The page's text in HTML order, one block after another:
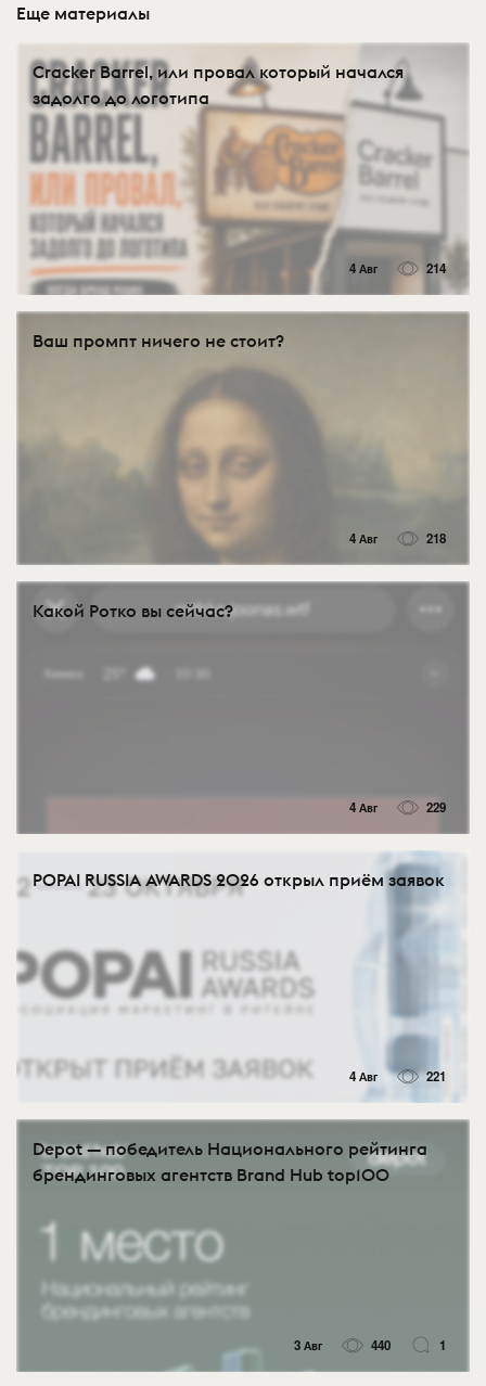
Еще материалы
Cracker Barrel, или провал который начался
задолго до логотипа
4 Авг 214
Ваш промпт ничего не стоит?
4 Авг 218
Какой Ротко вы сейчас?
4 Авг 229
POPAI RUSSIA AWARDS 2026 открыл приём заявок
4 Авг 221
Depot — победитель Национального рейтинга
брендинговых агентств Brand Hub top100
3 Авг 440 1